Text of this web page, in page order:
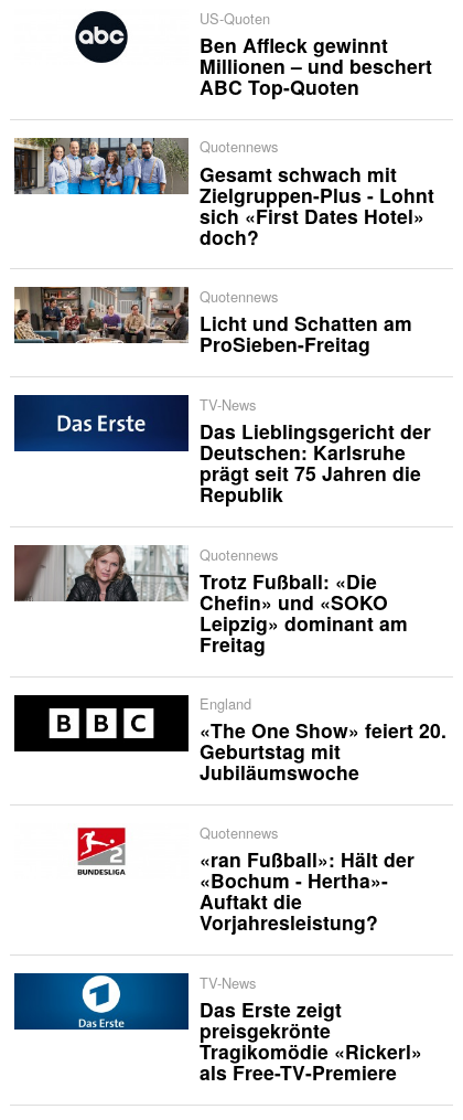
US-Quoten
Ben Affleck gewinnt
Millionen – und beschert
ABC Top-Quoten
Quotennews
Gesamt schwach mit
Zielgruppen-Plus - Lohnt
sich «First Dates Hotel»
doch?
Quotennews
Licht und Schatten am
ProSieben-Freitag
TV-News
Das Lieblingsgericht der
Deutschen: Karlsruhe
prägt seit 75 Jahren die
Republik
Quotennews
Trotz Fußball: «Die
Chefin» und «SOKO
Leipzig» dominant am
Freitag
England
«The One Show» feiert 20.
Geburtstag mit
Jubiläumswoche
Quotennews
«ran Fußball»: Hält der
«Bochum - Hertha»-
Auftakt die
Vorjahresleistung?
TV-News
Das Erste zeigt
preisgekrönte
Tragikomödie «Rickerl»
als Free-TV-Premiere